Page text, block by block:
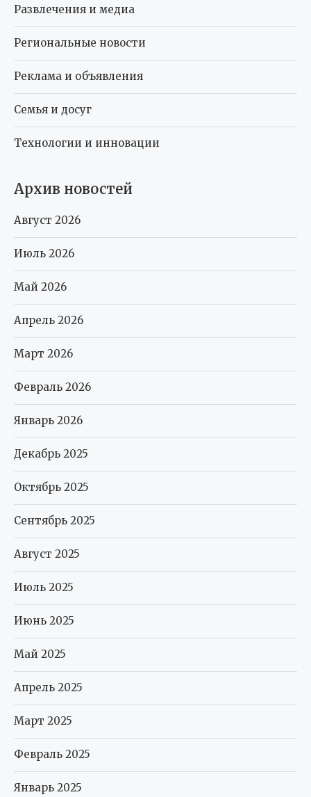
Развлечения и медиа
Региональные новости
Реклама и объявления
Семья и досуг
Технологии и инновации
Архив новостей
Август 2026
Июль 2026
Май 2026
Апрель 2026
Март 2026
Февраль 2026
Январь 2026
Декабрь 2025
Октябрь 2025
Сентябрь 2025
Август 2025
Июль 2025
Июнь 2025
Май 2025
Апрель 2025
Март 2025
Февраль 2025
Январь 2025